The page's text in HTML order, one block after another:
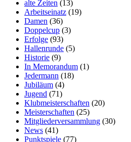
alte Zeiten (13)
Arbeitseinatz (19)
Damen (36)
Doppelcup (3)
Erfolge (93)
Hallenrunde (5)
Historie (9)
In Memorandum (1)
Jedermann (18)
Jubiläum (4)
Jugend (71)
Klubmeisterschaften (20)
Meisterschaften (25)
Mitgliederversammlung (30)
News (41)
Punktspiele (77)